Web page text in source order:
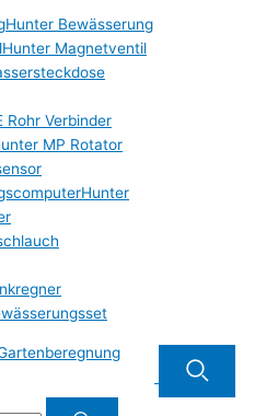
Hunter Bewässerung
Hunter Magnetventil
Rohr Verbinder
MP Rotator
Hunter